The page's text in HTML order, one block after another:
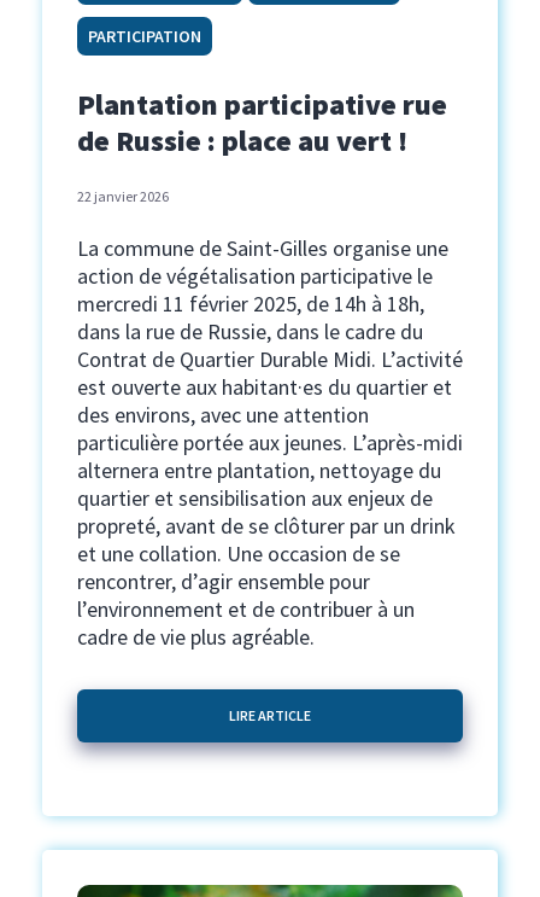
PARTICIPATION
Plantation participative rue
de Russie : place au vert !
22 janvier 2026
La commune de Saint-Gilles organise une
action de végétalisation participative le
mercredi 11 février 2025, de 14h à 18h,
dans la rue de Russie, dans le cadre du
Contrat de Quartier Durable Midi. L’activité
est ouverte aux habitant·es du quartier et
des environs, avec une attention
particulière portée aux jeunes. L’après-midi
alternera entre plantation, nettoyage du
quartier et sensibilisation aux enjeux de
propreté, avant de se clôturer par un drink
et une collation. Une occasion de se
rencontrer, d’agir ensemble pour
l’environnement et de contribuer à un
cadre de vie plus agréable.
LIRE ARTICLE